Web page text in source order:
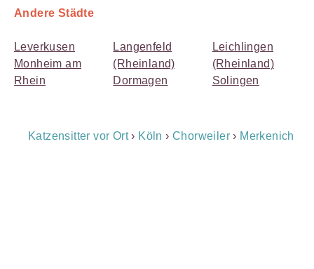
Andere Städte
Leverkusen
Monheim am
Rhein
Langenfeld
(Rheinland)
Dormagen
Leichlingen
(Rheinland)
Solingen
Breadcrumb
Katzensitter vor Ort› Köln ›Chorweiler › Merkenich